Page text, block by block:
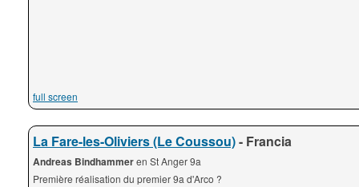
full screen
La Fare-les-Oliviers (Le Coussou)- Francia
Andreas Bindhammeren St Anger 9a
Première réalisation du premier 9a d'Arco ?